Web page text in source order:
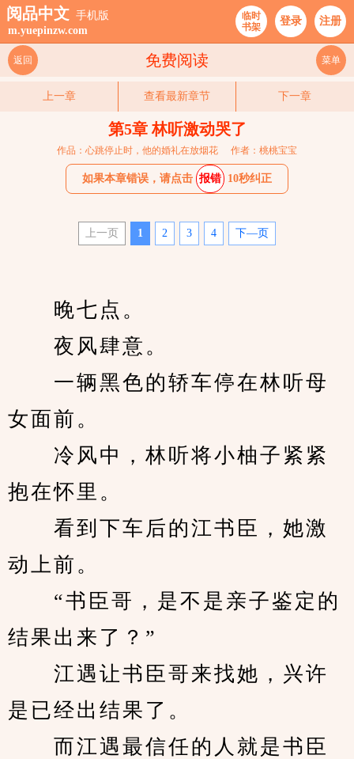
阅品中文 手机版
m.yuepinzw.com
临时
书架
登录 注册
免费阅读
返回 菜单
上一章 查看最新章节 下一章
第5章 林听激动哭了
作品：心跳停止时，他的婚礼在放烟花 作者：桃桃宝宝
如果本章错误，请点击 报错 10秒纠正
上一页 1 2 3 4 下—页
晚七点。
夜风肆意。
一辆黑色的轿车停在林听母
女面前。
冷风中，林听将小柚子紧紧
抱在怀里。
看到下车后的江书臣，她激
动上前。
“书臣哥，是不是亲子鉴定的
结果出来了？”
江遇让书臣哥来找她，兴许
是已经出结果了。
而江遇最信任的人就是书臣